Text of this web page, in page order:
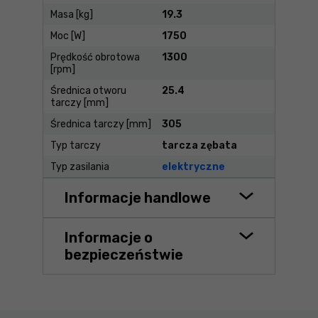
Masa [kg]
19.3
Moc [W]
1750
Prędkość obrotowa
[rpm]
1300
Średnica otworu
tarczy [mm]
25.4
Średnica tarczy [mm]
305
Typ tarczy
tarcza zębata
Typ zasilania
elektryczne
Informacje handlowe
Informacje o
bezpieczeństwie